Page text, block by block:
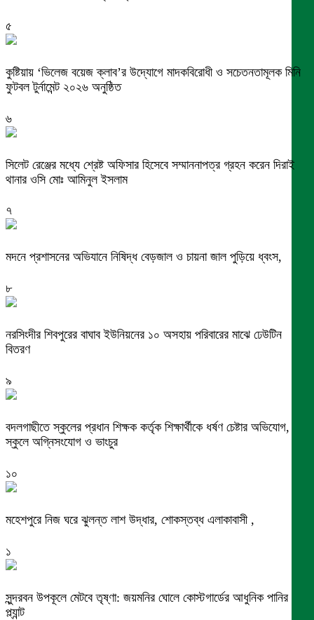
৫
কুষ্টিয়ায় ‘ভিলেজ বয়েজ ক্লাব’র উদ্যোগে মাদকবিরোধী ও সচেতনতামূলক মিনি
ফুটবল টুর্নামেন্ট ২০২৬ অনুষ্ঠিত
৬
সিলেট রেঞ্জের মধ্যে শ্রেষ্ট অফিসার হিসেবে সম্মাননাপত্র গ্রহন করেন দিরাই
থানার ওসি মোঃ আমিনুল ইসলাম
৭
মদনে প্রশাসনের অভিযানে নিষিদ্ধ বেড়জাল ও চায়না জাল পুড়িয়ে ধ্বংস,
৮
নরসিংদীর শিবপুরের বাঘাব ইউনিয়নের ১০ অসহায় পরিবারের মাঝে ঢেউটিন
বিতরণ
৯
বদলগাছীতে স্কুলের প্রধান শিক্ষক কর্তৃক শিক্ষার্থীকে ধর্ষণ চেষ্টার অভিযোগ,
স্কুলে অগ্নিসংযোগ ও ভাংচুর
১০
মহেশপুরে নিজ ঘরে ঝুলন্ত লাশ উদ্ধার, শোকস্তব্ধ এলাকাবাসী ,
১
সুন্দরবন উপকূলে মেটবে তৃষ্ণা: জয়মনির ঘোলে কোস্টগার্ডের আধুনিক পানির
প্ল্যান্ট